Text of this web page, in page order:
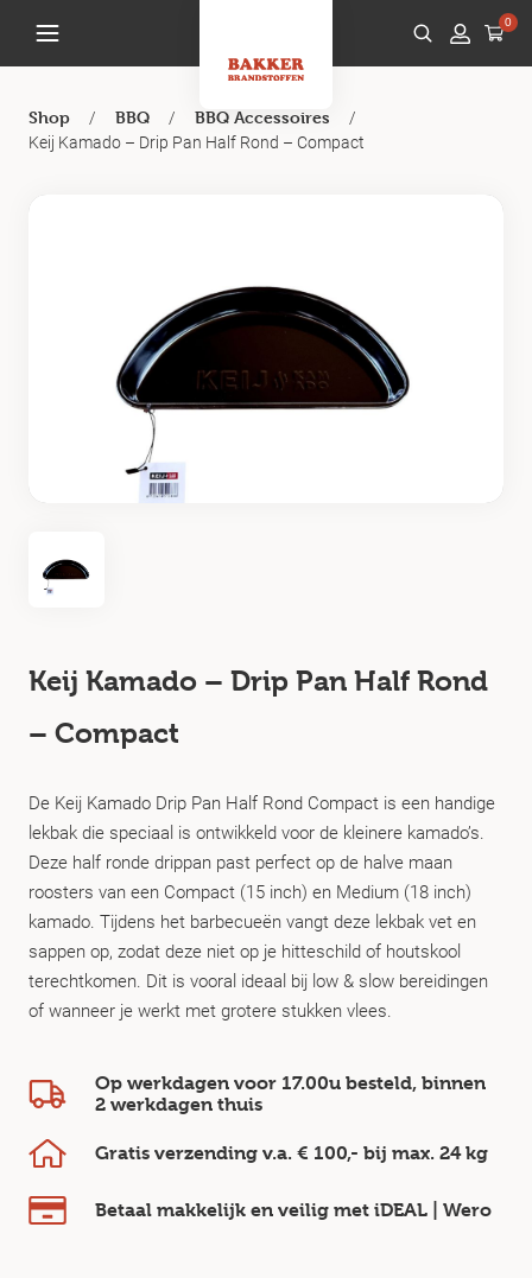
0
Shop / BBQ / BBQ Accessoires
/
Keij Kamado – Drip Pan Half Rond – Compact
Keij Kamado – Drip Pan Half Rond
– Compact
De Keij Kamado Drip Pan Half Rond Compact is een handige
lekbak die speciaal is ontwikkeld voor de kleinere kamado’s.
Deze half ronde drippan past perfect op de halve maan
roosters van een Compact (15 inch) en Medium (18 inch)
kamado. Tijdens het barbecueën vangt deze lekbak vet en
sappen op, zodat deze niet op je hitteschild of houtskool
terechtkomen. Dit is vooral ideaal bij low & slow bereidingen
of wanneer je werkt met grotere stukken vlees.
Op werkdagen voor 17.00u besteld, binnen
2 werkdagen thuis
Gratis verzending v.a. € 100,- bij max. 24 kg
Betaal makkelijk en veilig met iDEAL | Wero